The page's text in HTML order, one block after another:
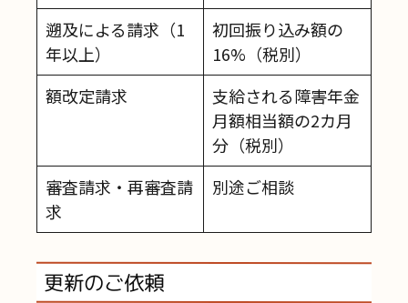
遡及による請求（1
年以上）
初回振り込み額の
16%（税別）
額改定請求
支給される障害年金
月額相当額の2カ月
分（税別）
審査請求・再審査請
求
別途ご相談
更新のご依頼